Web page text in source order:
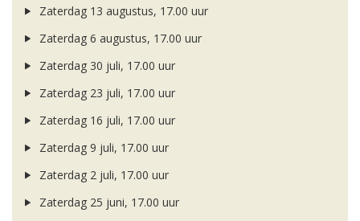
Zaterdag 13 augustus, 17.00 uur
Zaterdag 6 augustus, 17.00 uur
Zaterdag 30 juli, 17.00 uur
Zaterdag 23 juli, 17.00 uur
Zaterdag 16 juli, 17.00 uur
Zaterdag 9 juli, 17.00 uur
Zaterdag 2 juli, 17.00 uur
Zaterdag 25 juni, 17.00 uur